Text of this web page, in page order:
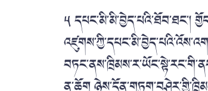
༥ དཔང་མི་མི་བྱེད་པའི་ཐོབ་ཐང་།